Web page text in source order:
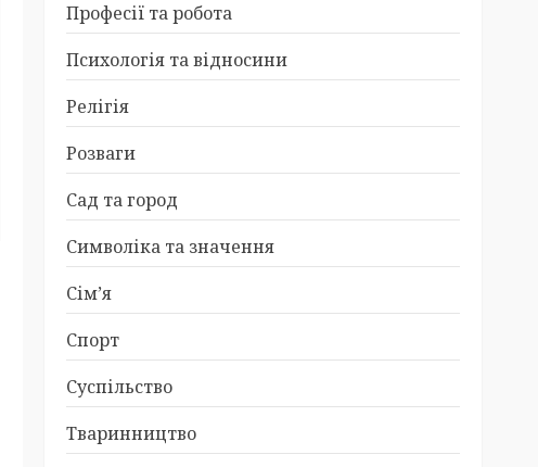
Професії та робота
Психологія та відносини
Релігія
Розваги
Сад та город
Символіка та значення
Сім’я
Спорт
Суспільство
Тваринництво